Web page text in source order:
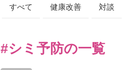
すべて 健康改善 対談
#シミ予防の一覧